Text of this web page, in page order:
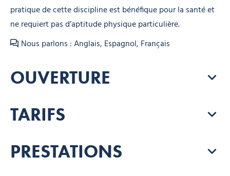
pratique de cette discipline est bénéfique pour la santé et
ne requiert pas d’aptitude physique particulière.
Nous parlons : Anglais, Espagnol, Français
OUVERTURE
TARIFS
PRESTATIONS